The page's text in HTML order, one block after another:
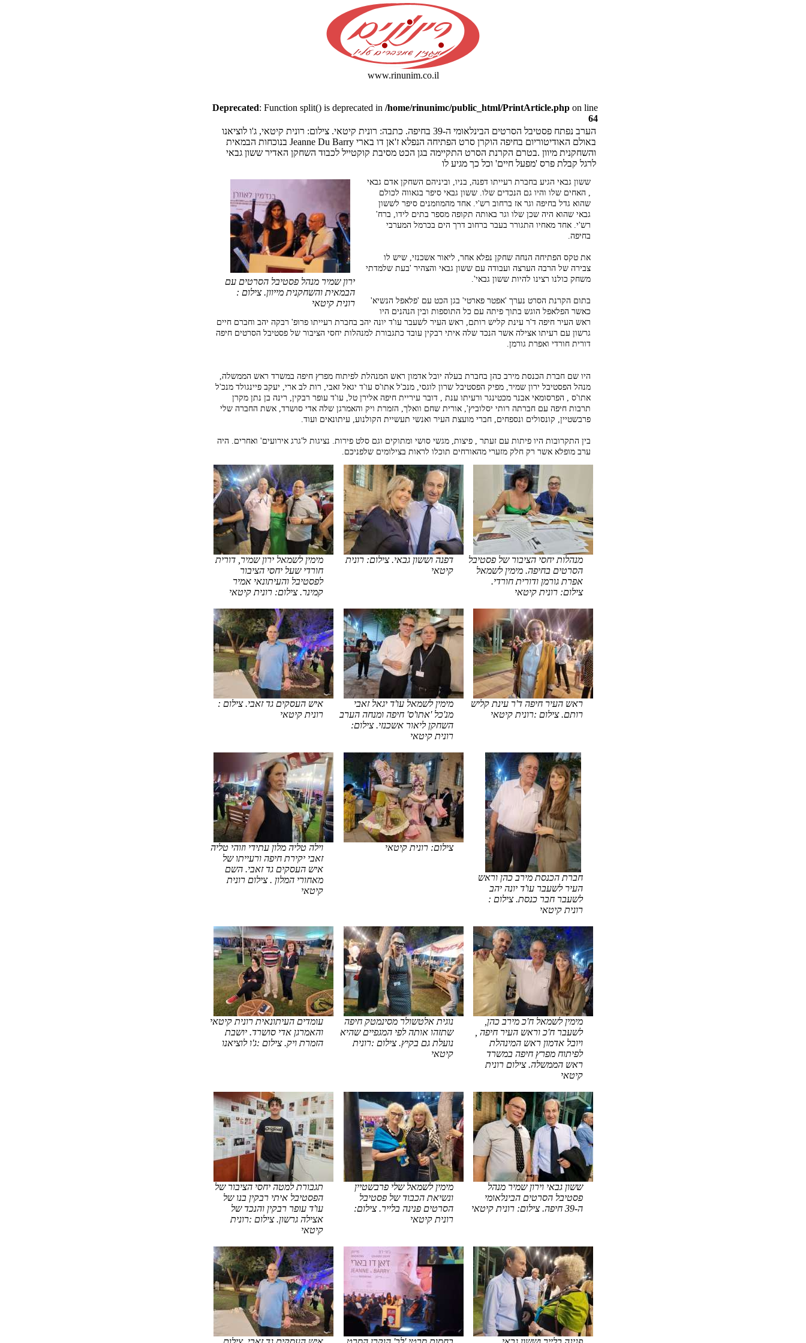
www.rinunim.co.il
Deprecated: Function split() is deprecated in /home/rinunimc/public_html/PrintArticle.php on line
64
הערב נפתח פסטיבל הסרטים הבינלאומי ה-39 בחיפה. כתבה: רונית קיטאי. צילום: רונית קיטאי, ג'ו לוציאנו
באולם האודיטוריום בחיפה הוקרן סרט הפתיחה הנפלא ז'אן דו בארי Jeanne Du Barry בנוכחות הבמאית
והשחקנית מיוון .בטרם הקרנת הסרט התקיימה בגן הכט מסיבת קוקטייל לכבוד השחקן האדיר ששון גבאי
לרגל קבלת פרס 'מפעל חיים' וכל כך מגיע לו
ירון שמיר מנהל פסטיבל הסרטים עם
הבמאית והשחקנית מייוון. צילום :
רונית קיטאי
ששון גבאי הגיע בחברת רעייתו דפנה, בניו, וביניהם השחקן אדם גבאי
, האחים שלו והיו גם הנכדים שלו. ששון גבאי סיפר בגאווה לכולם
שהוא גדל בחיפה וגר אז ברחוב רש'י. אחד מהמוזמנים סיפר לששון
גבאי שהוא היה שכן שלו וגר באותה תקופה מספר בתים לידו, ברח'
רש'י. אחד מאחיו התגורר בעבר ברחוב דרך הים בכרמל המערבי
בחיפה.
את טקס הפתיחה הנחה שחקן נפלא אחר, ליאור אשכנזי, שיש לו
צבירה של הרבה הערצה ועבודה עם ששון גבאי והצהיר 'בעת שלמדתי
משחק כולנו רצינו להיות ששון גבאי'.
בתום הקרנת הסרט נערך 'אפטר פארטי' בגן הכט עם 'פלאפל הנשיא'
כאשר הפלאפל הוגש בתוך פיתה עם כל התוספות ובין הנהנים היו
ראש העיר חיפה ד'ר עינת קליש רותם, ראש העיר לשעבר עו'ד יונה יהב בחברת רעייתו פרופ' רבקה יהב וחברם חיים
גרשון עם רעיתו אצילה אשר הנכד שלה איתי רבקין עובד כתגבורת למנהלות יחסי הציבור של פסטיבל הסרטים חיפה
דורית חורדי ואפרת גורמן.
היו שם חברת הכנסת מירב כהן בחברת בעלה יובל אדמון ראש המנהלת לפיתוח מפרץ חיפה במשרד ראש הממשלה,
מנהל הפסטיבל ירון שמיר, מפיק הפסטיבל שרון לוגסי, מנכ'ל אתו'ס עו'ד יגאל זאבי, רות לב ארי, יעקב פיינגולד מנכ'ל
אתו'ס , הפרסומאי אבנר מכטינגר ורעיתו ענת , דובר עיריית חיפה אלירן טל, עו'ד עופר רבקין, רינה בן נתן מקרן
תרבות חיפה עם חברתה רותי יסלוביץ', אורית שחם וואלך, הזמרת ויק והאמרגן שלה אדי סושרד, אשת החברה שלי
פרבשטיין, קונסולים ונספחים, חברי מועצת העיר ואנשי תעשיית הקולנוע, עיתונאים ועוד.
בין התקרובות היו פיתות עם זעתר , פיצות, מגשי סושי ומתוקים וגם סלט פירות. נציגות ל'גרג אירועים' ואחרים. היה
ערב מופלא אשר רק חלק מזערי מהאורחים תוכלו לראות בצילומים שלפניכם.
מנהלות יחסי הציבור של פסטיבל
הסרטים בחיפה. מימין לשמאל
אפרת גורמן ודורית חורדי.
צילום: רונית קיטאי
דפנה וששון גבאי. צילום: רונית
קיטאי
מימין לשמאל ירון שמיר, דורית
חורדי שעל יחסי הציבור
לפסטיבל והעיתונאי אמיר
קמינר. צילום: רונית קיטאי
ראש העיר חיפה ד'ר עינת קליש
רותם. צילום :רונית קיטאי
מימין לשמאל עו'ד יגאל זאבי
מנ'כל 'אתו'ס' חיפה ומנחה הערב
השחקן ליאור אשכנזי. צילום:
רונית קיטאי
איש העסקים גד זאבי. צילום :
רונית קיטאי
חברת הכנסת מירב כהן וראש
העיר לשעבר עו'ד יונה יהב
לשעבר חבר כנסת. צילום :
רונית קיטאי
צילום: רונית קיטאי
וילה טליה מלון עתידי וזוהי טליה
זאבי יקירת חיפה ורעייתו של
איש העסקים גד זאבי. השם
מאחורי המלון . צילום רונית
קיטאי
מימין לשמאל ח'כ מירב כהן,
לשעבר ח'כ וראש העיר חיפה ,
ויובל אדמון ראש המינהלת
לפיתוח מפרץ חיפה במשרד
ראש הממשלה. צילום רונית
קיטאי
נוגית אלטשולר מסינמטק חיפה
שתזהו אותה לפי המגפיים שהיא
נועלת גם בקיץ. צילום :רונית
קיטאי
עומדים העיתונאית רונית קיטאי
והאמרגן אדי סושרד. יושבת
הזמרת ויק. צילום :ג'ו לוציאנו
ששון גבאי וירון שמיר מנהל
פסטיבל הסרטים הבינלאומי
ה-39 חיפה. צילום: רונית קיטאי
מימין לשמאל שלי פרבשטיין
ונשיאת הכבוד של פסטיבל
הסרטים פנינה בלייר. צילום:
רונית קיטאי
תגבורת למטה יחסי הציבור של
הפסטיבל איתי רבקין בנו של
עו'ד עופר רבקין והנכד של
אצילה גרשון. צילום :רונית
קיטאי